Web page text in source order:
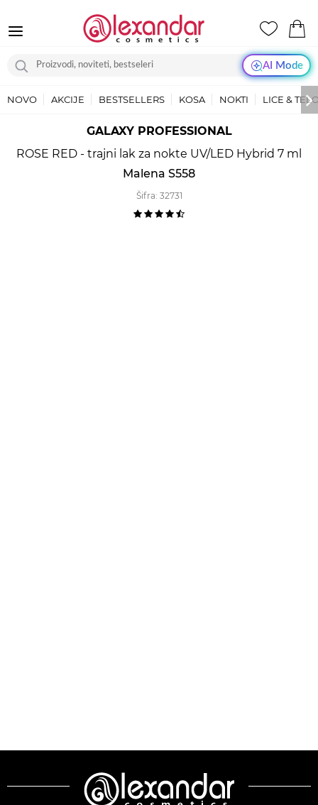
AI Mode
NOVO AKCIJE BESTSELLERS KOSA NOKTI LICE &
GALAXY PROFESSIONAL
ROSE RED - trajni lak za nokte UV/LED Hybrid 7 ml
Malena S558
Šifra: 32731